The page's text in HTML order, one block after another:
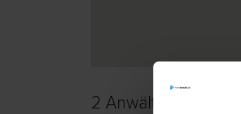
2 Anwälte -